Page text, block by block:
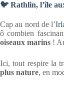
🐦 Rathlin, l’île
Cap au nord de l’
ô combien
oiseaux marins !
Ici, tout respire la
plus nature, en